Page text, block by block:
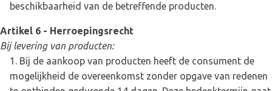
beschikbaarheid van de betreffende producten.
Artikel 6 - Herroepingsrecht
Bij levering van producten:
Bij de aankoop van producten heeft de consument de
mogelijkheid de overeenkomst zonder opgave van redenen